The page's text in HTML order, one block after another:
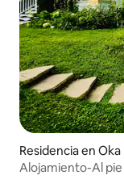
Residencia en Oka
Alojamiento-Al pie